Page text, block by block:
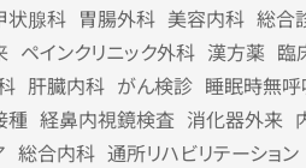
状腺科 胃腸外科 美容内科 総合
ペインクリニック外科 漢方薬 臨
肝臓内科 がん検診 睡眠時無
種 経鼻内視鏡検査 消化器外来
総合内科 通所リハビリテーション